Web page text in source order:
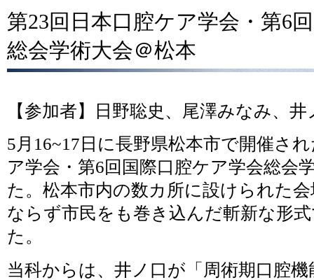
第23回日本口腔ケア学会・第6
総会学術大会＠松本
【参加者】日野聡史、尾澤みなみ、井
5月16~17日に長野県松本市で開催さ
ア学会・第6回国際口腔ケア学会総会
た。松本市内の数カ所に設けられた
ならず市民をも巻き込んだ斬新な形
た。
当科からは、井ノ口が「周術期口腔